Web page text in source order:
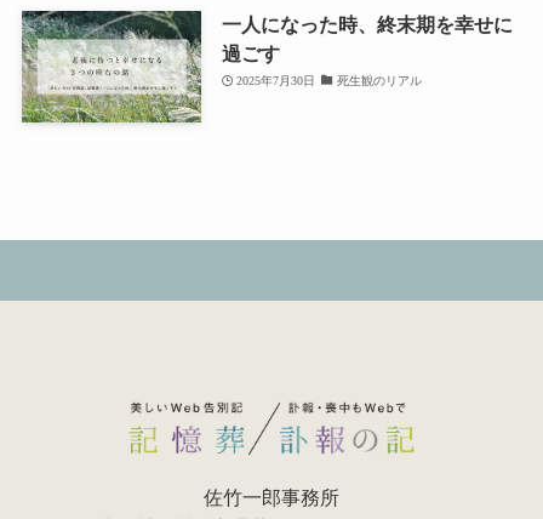
一人になった時、終末期を幸せに
過ごす
2025年7月30日 死生観のリアル
佐竹一郎事務所